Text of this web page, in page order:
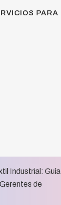
PARA
Industrial: Guía
de